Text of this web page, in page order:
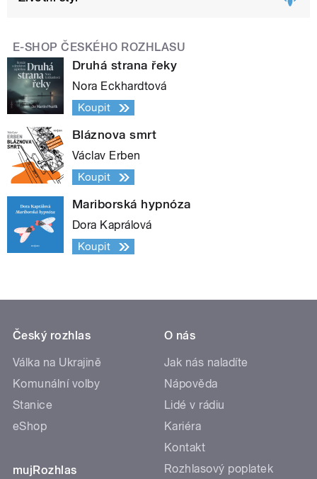
E-SHOP ČESKÉHO ROZHLASU
Druhá strana řeky
Nora Eckhardtová
Koupit
Bláznova smrt
Václav Erben
Koupit
Mariborská hypnóza
Dora Kaprálová
Koupit
Český rozhlas
Válka na Ukrajině
Komunální volby
Stanice
eShop
mujRozhlas
O nás
Jak nás naladíte
Nápověda
Lidé v rádiu
Kariéra
Kontakt
Rozhlasový poplatek